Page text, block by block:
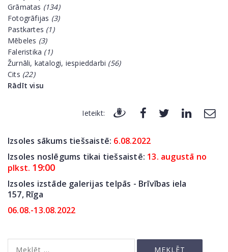
Grāmatas (134)
Fotogrāfijas (3)
Pastkartes (1)
Mēbeles (3)
Faleristika (1)
Žurnāli, katalogi, iespieddarbi (56)
Cits (22)
Rādīt visu
Ieteikt:
Izsoles sākums tiešsaistē: 6.08.2022
Izsoles noslēgums tikai tiešsaistē: 13. augustā no
plkst. 19:00
Izsoles izstāde galerijas telpās - Brīvības iela
157, Rīga
06.08.-13.08.2022